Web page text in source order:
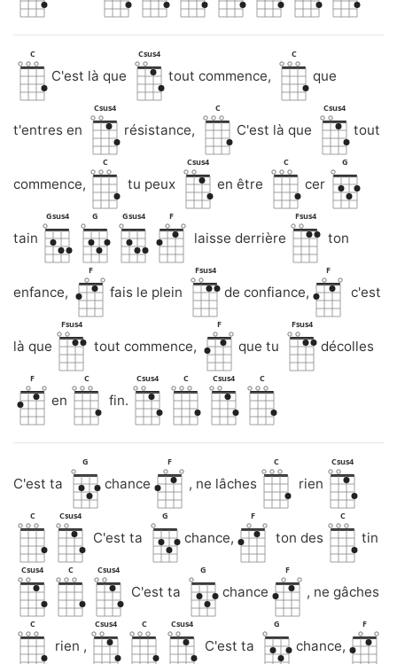
C
C'est là que
Csus4
tout commence,
C
que
t'entres en
Csus4
résistance,
C
C'est là que
Csus4
tout
commence,
C
tu peux
Csus4
en être
C
cer
G
tain
Gsus4 G Gsus4 F
laisse derrière
Fsus4
ton
enfance,
F
fais le plein
Fsus4
de confiance,
F
c'est
là que
Fsus4
tout commence,
F
que tu
Fsus4
décolles
F
en
C
fin.
Csus4 C Csus4 C
C'est ta
G
chance
F
, ne lâches
C
rien
Csus4
C Csus4
C'est ta
G
chance,
F
ton des
C
tin
Csus4 C Csus4
C'est ta
G
chance
F
, ne gâches
C
rien ,
Csus4 C Csus4
C'est ta
G
chance,
F